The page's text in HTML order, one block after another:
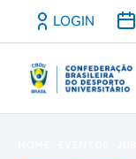
LOGIN